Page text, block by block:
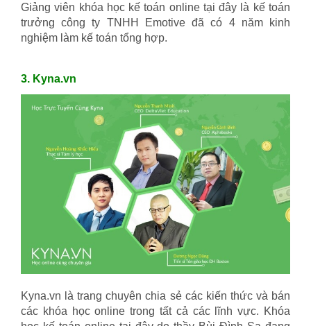
Giảng viên khóa học kế toán online tại đây là kế toán
trưởng công ty TNHH Emotive đã có 4 năm kinh
nghiệm làm kế toán tổng hợp.
3. Kyna.vn
Kyna.vn là trang chuyên chia sẻ các kiến thức và bán
các khóa học online trong tất cả các lĩnh vực. Khóa